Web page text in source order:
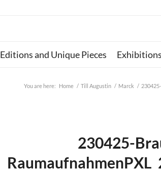
Editions and Unique Pieces Exhibitions
You are here: Home / Till Augustin / Marck /
230425-